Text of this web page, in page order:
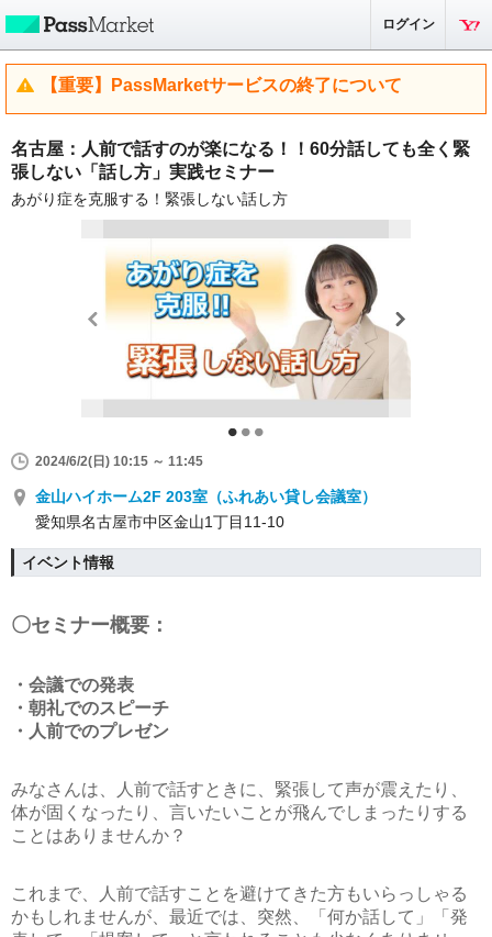
ログイン
【重要】PassMarketサービスの終了について
名古屋：人前で話すのが楽になる！！60分話しても全く緊
張しない「話し方」実践セミナー
あがり症を克服する！緊張しない話し方
2024/6/2(日) 10:15 ～ 11:45
金山ハイホーム2F 203室（ふれあい貸し会議室）
愛知県名古屋市中区金山1丁目11-10
イベント情報
〇セミナー概要：
・会議での発表
・朝礼でのスピーチ
・人前でのプレゼン
みなさんは、人前で話すときに、緊張して声が震えたり、
体が固くなったり、言いたいことが飛んでしまったりする
ことはありませんか？
これまで、人前で話すことを避けてきた方もいらっしゃる
かもしれませんが、最近では、突然、「何か話して」「発